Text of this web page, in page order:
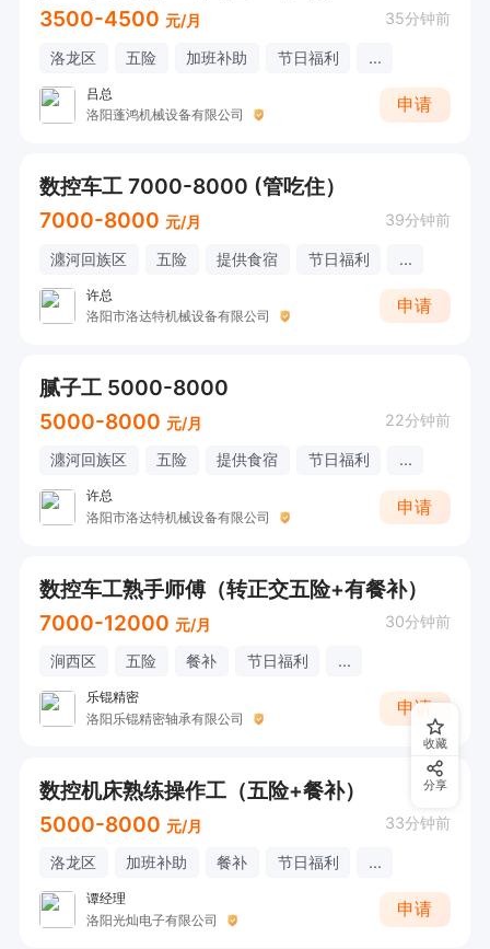
3500-4500 元/月 35分钟前
洛龙区 五险 加班补助 节日福利 ...
吕总
洛阳蓬鸿机械设备有限公司
申请
数控车工 7000-8000 (管吃住）
7000-8000 元/月 39分钟前
瀍河回族区 五险 提供食宿 节日福利 ...
许总
洛阳市洛达特机械设备有限公司
申请
腻子工 5000-8000
5000-8000 元/月 22分钟前
瀍河回族区 五险 提供食宿 节日福利 ...
许总
洛阳市洛达特机械设备有限公司
申请
数控车工熟手师傅（转正交五险+有餐补）
7000-12000 元/月 30分钟前
涧西区 五险 餐补 节日福利 ...
乐锟精密
洛阳乐锟精密轴承有限公司
申请
数控机床熟练操作工（五险+餐补）
5000-8000 元/月 33分钟前
洛龙区 加班补助 餐补 节日福利 ...
谭经理
洛阳光灿电子有限公司
申请
收藏
分享